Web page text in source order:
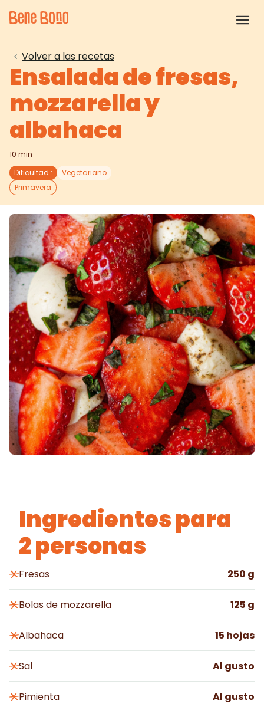
Volver a las recetas
Ensalada de fresas,
mozzarella y
albahaca
10 min
Dificultad :
Vegetariano
Primavera
Ingredientespara
2 personas
Fresas 250 g
Bolas de mozzarella 125 g
Albahaca 15 hojas
Sal Al gusto
Pimienta Al gusto